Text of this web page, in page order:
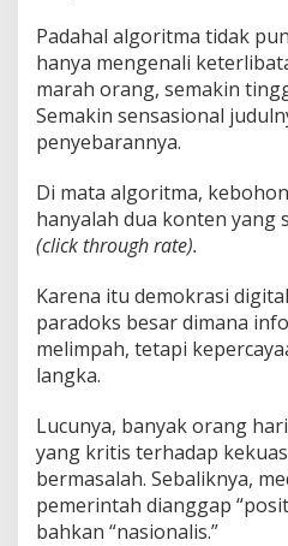
Padahal algoritma tidak
hanya mengenali
marah orang, semakin
Semakin sensasional
penyebarannya.
Di mata algoritma,
hanyalah dua konten yang
(click through rate).
Karena itu demokrasi
paradoks besar dimana
melimpah, tetapi
langka.
Lucunya, banyak orang
yang kritis terhadap
bermasalah. Sebaliknya,
pemerintah dianggap
bahkan “nasionalis.”